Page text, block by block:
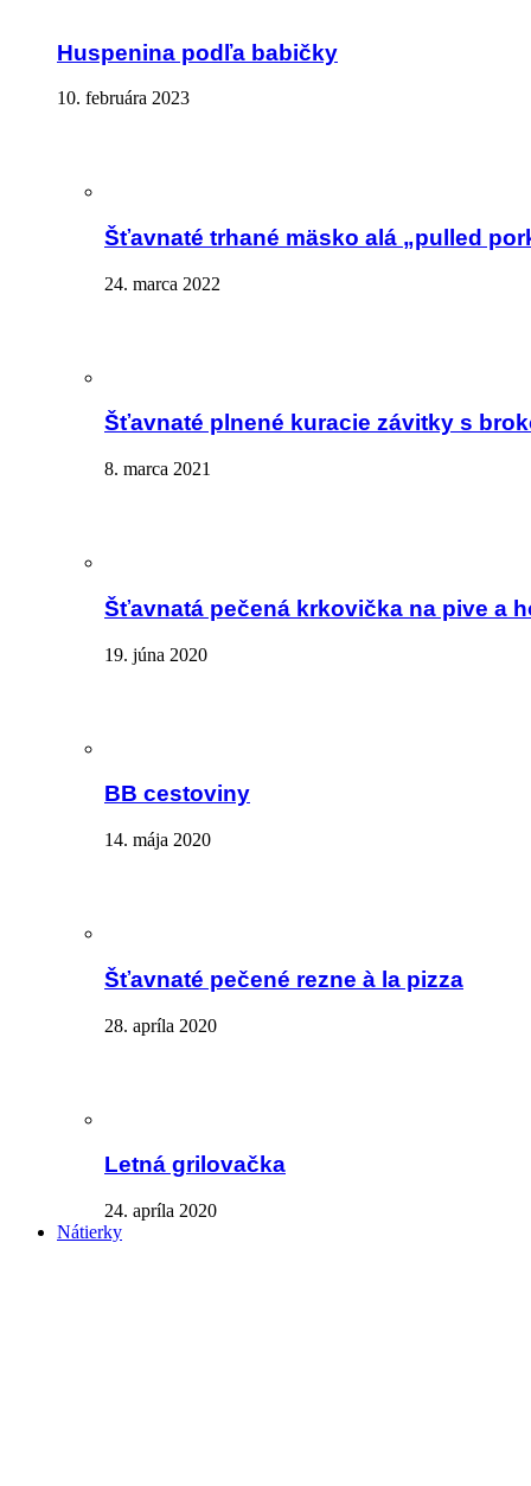
Huspenina podľa babičky
10. februára 2023
Šťavnaté trhané mäsko alá „pulled
24. marca 2022
Šťavnaté plnené kuracie závitky s
8. marca 2021
Šťavnatá pečená krkovička na pive a
19. júna 2020
BB cestoviny
14. mája 2020
Šťavnaté pečené rezne à la pizza
28. apríla 2020
Letná grilovačka
24. apríla 2020
Nátierky